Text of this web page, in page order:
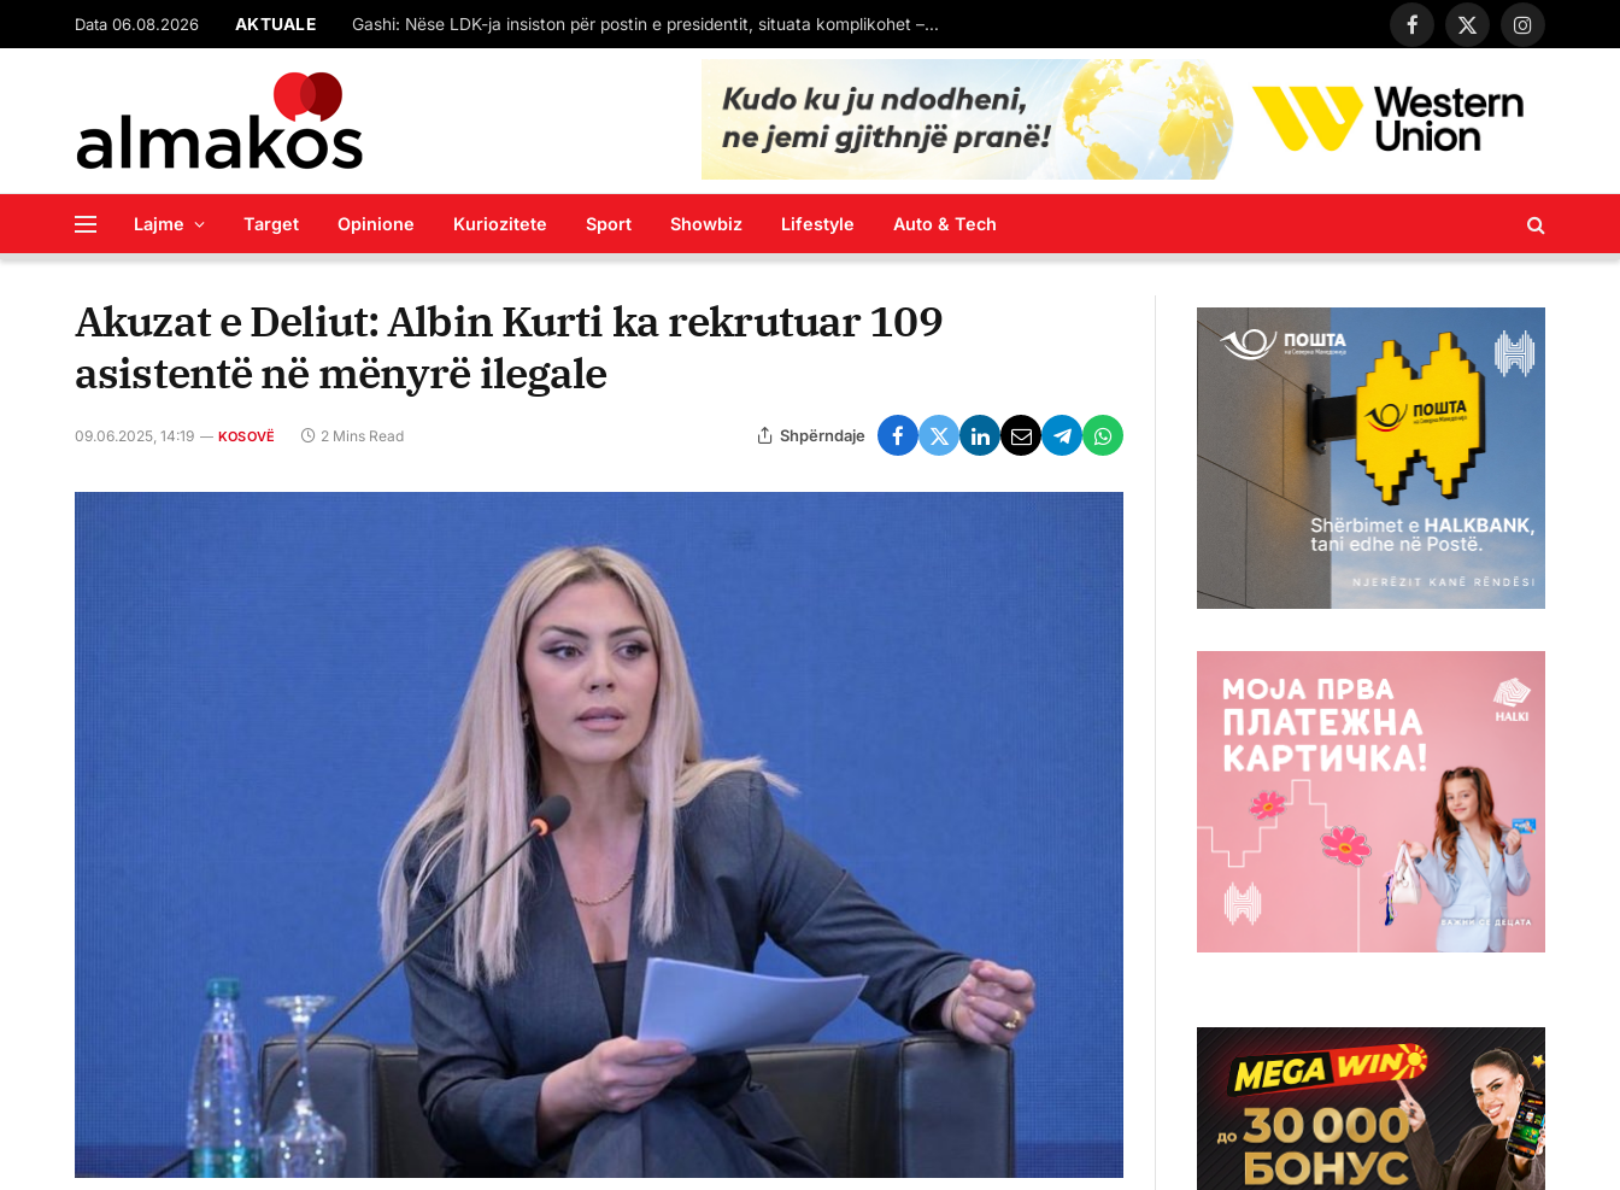
Data 06.08.2026 AKTUALE Senati i SHBA konfirmon kandidaturën e Eric Wendt si ambasador në Shqipëri. Pritet firma e Donald Trump
Facebook
X
Instagram
Lajme Target Opinione Kuriozitete Sport Showbiz Lifestyle Auto & Tech
Akuzat e Deliut: Albin Kurti ka rekrutuar 109
asistentë në mënyrë ilegale
09.06.2025, 14:19 KOSOVË 2 Mins Read Shpërndaje